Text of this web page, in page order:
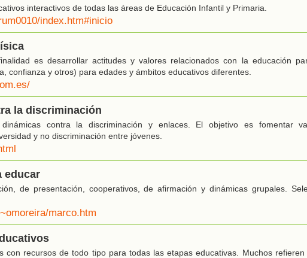
interactivos de todas las áreas de Educación Infantil y Primaria.
index.htm#inicio
es desarrollar actitudes y valores relacionados con la educación
confianza y otros) para edades y ámbitos educativos diferentes.
la discriminación
contra la discriminación y enlaces. El objetivo es fomentar
y no discriminación entre jóvenes.
educar
de presentación, cooperativos, de afirmación y dinámicas grupales.
marco.htm
con recursos de todo tipo para todas las etapas educativas. Muchos refieren